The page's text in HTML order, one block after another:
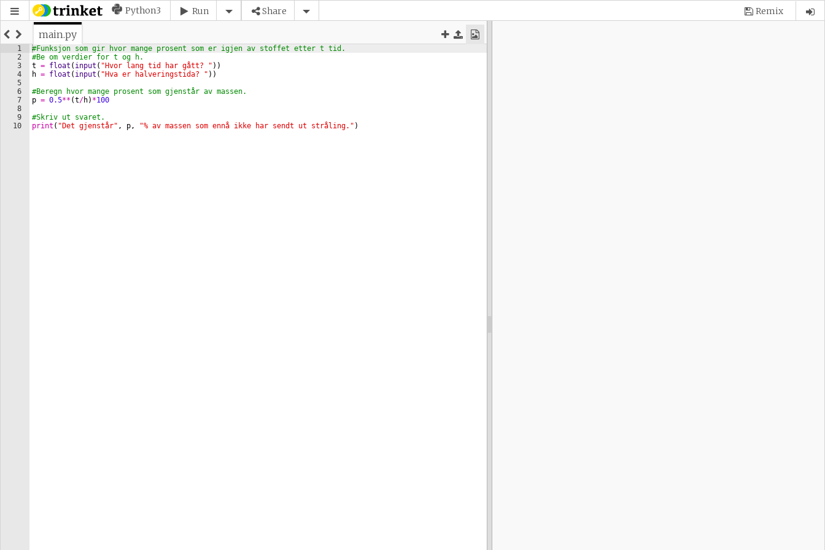
Python3 Run Share Remix
main.py
1
2
3
4
5
6
7
8
9
10
#Funksjon som gir hvor mange prosent som er igjen av stoffet etter t tid.
#Be om verdier for t og h.
t = float ( input ( "Hvor lang tid har gått? " ))
h = float ( input ( "Hva er halveringstida? " ))
#Beregn hvor mange prosent som gjenstår av massen.
p = 0.5** (t/h) *100
#Skriv ut svaret.
print ( "Det gjenstår" , p, "% av massen som ennå ikke har sendt ut stråling." )